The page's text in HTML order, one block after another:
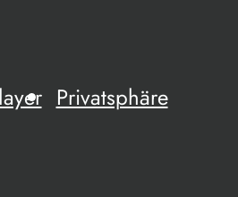
Privatsphäre